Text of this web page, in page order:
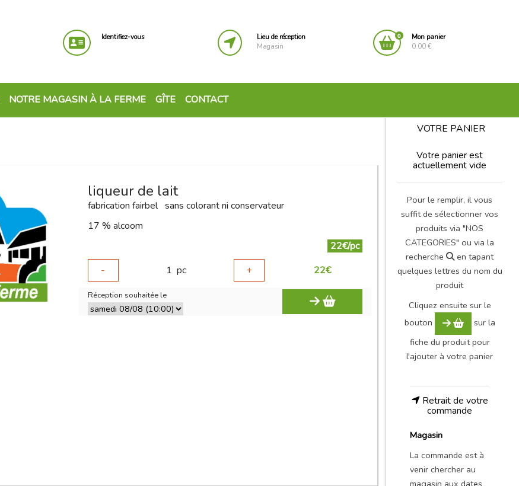
Identifiez-vous
Lieu de réception
Magasin
0
Mon panier
0.00 €
NOTRE MAGASIN À LA FERME GÎTE CONTACT
liqueur de lait
fabrication fairbel sans colorant ni conservateur
17 % alcoom
22€/pc
-
1 pc + 22€
Réception souhaitée le
VOTRE PANIER
Votre panier est
actuellement vide
Pour le remplir, il vous
suffit de sélectionner vos
produits via "NOS
CATEGORIES" ou via la
recherche
en tapant
quelques lettres du nom du
produit
Cliquez ensuite sur le
bouton
sur la
fiche du produit pour
l'ajouter à votre panier
Retrait de votre
commande
Magasin
La commande est à
venir chercher au
magasin aux dates